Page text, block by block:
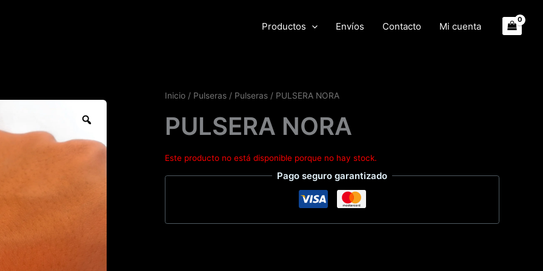
Productos Envíos Contacto Mi cuenta
Inicio / Pulseras / Pulseras / PULSERA NORA
PULSERA NORA
Este producto no está disponible porque no hay stock.
Pago seguro garantizado